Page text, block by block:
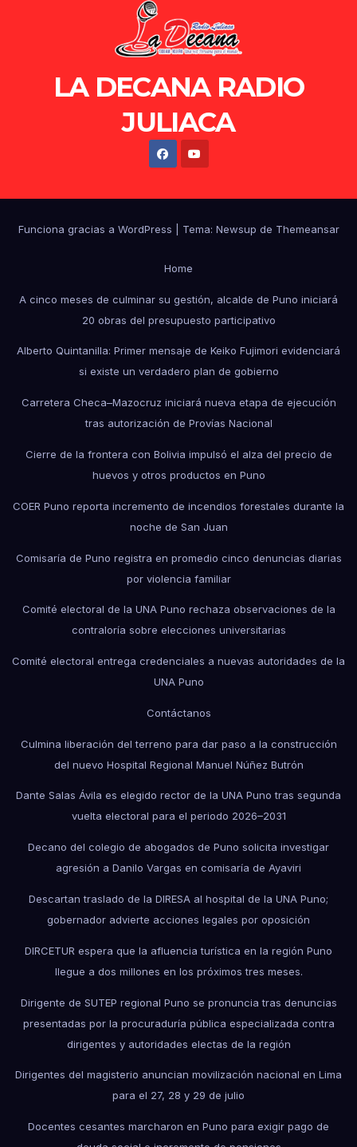
LA DECANA RADIO
JULIACA
Funciona gracias a WordPress Tema: Newsup de Themeansar
Home
A cinco meses de culminar su gestión, alcalde de Puno iniciará
20 obras del presupuesto participativo
Alberto Quintanilla: Primer mensaje de Keiko Fujimori evidenciará
si existe un verdadero plan de gobierno
Carretera Checa–Mazocruz iniciará nueva etapa de ejecución
tras autorización de Provías Nacional
Cierre de la frontera con Bolivia impulsó el alza del precio de
huevos y otros productos en Puno
COER Puno reporta incremento de incendios forestales durante la
noche de San Juan
Comisaría de Puno registra en promedio cinco denuncias diarias
por violencia familiar
Comité electoral de la UNA Puno rechaza observaciones de la
contraloría sobre elecciones universitarias
Comité electoral entrega credenciales a nuevas autoridades de la
UNA Puno
Contáctanos
Culmina liberación del terreno para dar paso a la construcción
del nuevo Hospital Regional Manuel Núñez Butrón
Dante Salas Ávila es elegido rector de la UNA Puno tras segunda
vuelta electoral para el periodo 2026–2031
Decano del colegio de abogados de Puno solicita investigar
agresión a Danilo Vargas en comisaría de Ayaviri
Descartan traslado de la DIRESA al hospital de la UNA Puno;
gobernador advierte acciones legales por oposición
DIRCETUR espera que la afluencia turística en la región Puno
llegue a dos millones en los próximos tres meses.
Dirigente de SUTEP regional Puno se pronuncia tras denuncias
presentadas por la procuraduría pública especializada contra
dirigentes y autoridades electas de la región
Dirigentes del magisterio anuncian movilización nacional en Lima
para el 27, 28 y 29 de julio
Docentes cesantes marcharon en Puno para exigir pago de